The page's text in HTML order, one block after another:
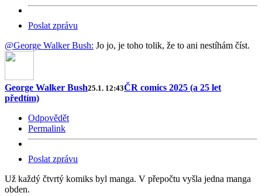
Poslat zprávu
@George Walker Bush: Jo jo, je toho tolik, že to ani nestíhám číst.
George Walker Bush25.1. 12:43ČR comics 2025 (a 25 let
předtím)
Odpovědět
Permalink
Poslat zprávu
Už každý čtvrtý komiks byl manga. V přepočtu vyšla jedna manga
obden.